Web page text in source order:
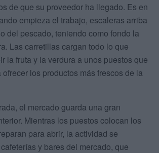
de que su proveedor ha llegado. Es en
empieza el trabajo, escaleras arriba
del pescado, teniendo como fondo la
Las carretillas cargan todo lo que
la fruta y la verdura a unos puestos que
los productos más frescos de la
el mercado guarda una gran
Mientras los puestos colocan los
para abrir, la actividad se
y bares del mercado, que